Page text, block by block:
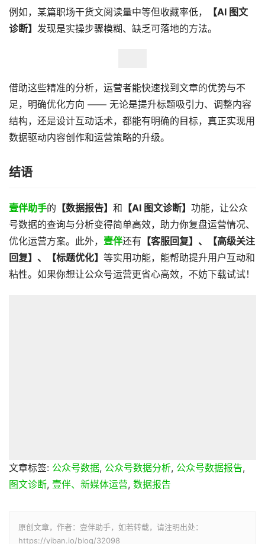
例如，某篇职场干货文阅读量中等但收藏率低，
【AI 图文
诊断】 发现是实操步骤模糊、缺乏可落地的方法。
借助这些精准的分析，运营者能快速找到文章的优势与不
足，明确优化方向 —— 无论是提升标题吸引力、调整内容
结构，还是设计互动话术，都能有明确的目标，真正实现用
数据驱动内容创作和运营策略的升级。
结语
壹伴助手的 【数据报告】 和 【AI 图文诊断】 功能，让公众
号数据的查询与分析变得简单高效，助力你复盘运营情况、
优化运营方案。此外， 壹伴还有 【客服回复】、【高级关注
回复】、【标题优化】 等实用功能，能帮助提升用户互动和
粘性。如果你想让公众号运营更省心高效，不妨下载试试！
文章标签: 公众号数据, 公众号数据分析, 公众号数据报告,
图文诊断, 壹伴、新媒体运营, 数据报告
原创文章，作者：壹伴助手，如若转载，请注明出处：
https://yiban.io/blog/32098